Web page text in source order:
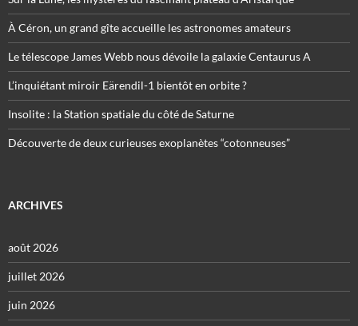
À Céron, un grand gîte accueille les astronomes amateurs
Le télescope James Webb nous dévoile la galaxie Centaurus A
L’inquiétant miroir Eärendil-1 bientôt en orbite ?
Insolite : la Station spatiale du côté de Saturne
Découverte de deux curieuses exoplanètes “cotonneuses”
ARCHIVES
août 2026
juillet 2026
juin 2026